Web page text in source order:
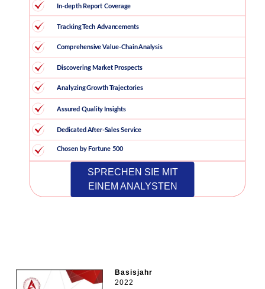
SPRECHEN SIE MIT
EINEM ANALYSTEN
Basisjahr
2022